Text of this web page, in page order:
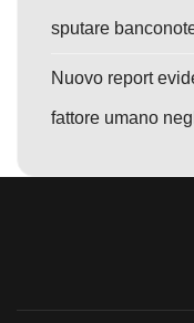
sputare
Nuovo report
fattore umano